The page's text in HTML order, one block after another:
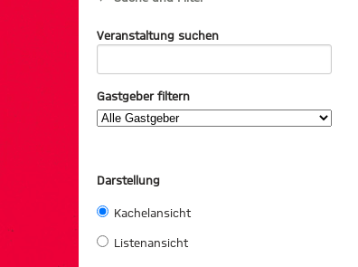
Veranstaltung suchen
Gastgeber filtern
Darstellung
Kachelansicht
Listenansicht